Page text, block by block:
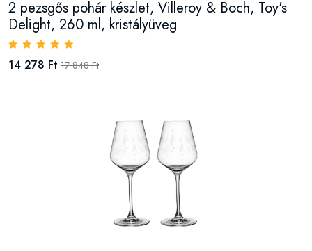
2 pezsgős pohár készlet, Villeroy & Boch, Toy's
Delight, 260 ml, kristályüveg
14 278 Ft 17 848 Ft